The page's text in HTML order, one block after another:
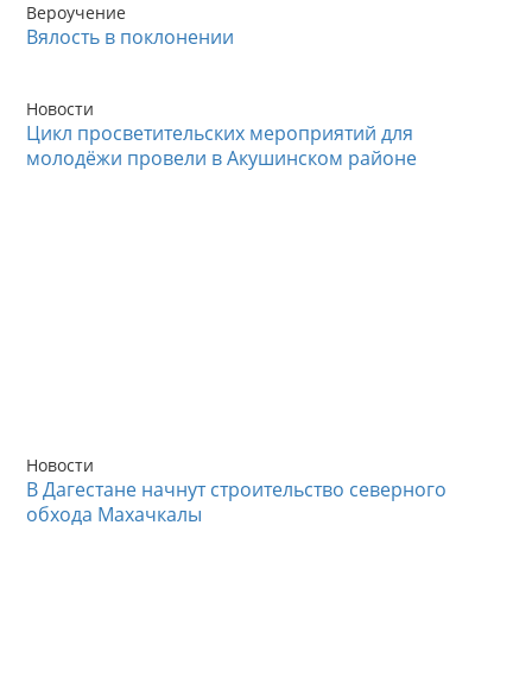
Вероучение
Вялость в поклонении
Новости
Цикл просветительских мероприятий для
молодёжи провели в Акушинском районе
Новости
В Дагестане начнут строительство северного
обхода Махачкалы